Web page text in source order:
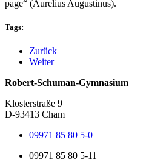
page“ (Aurelius Augustinus).
Tags:
Zurück
Weiter
Robert-Schuman-Gymnasium
Klosterstraße 9
D-93413 Cham
09971 85 80 5-0
09971 85 80 5-11